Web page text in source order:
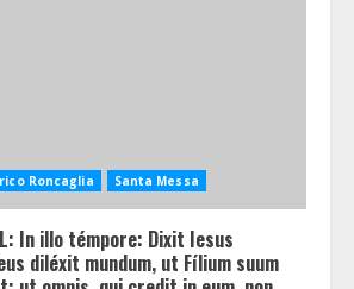
Roncaglia Santa Messa
In illo témpore: Dixit Iesus
diléxit mundum, ut Fílium suum